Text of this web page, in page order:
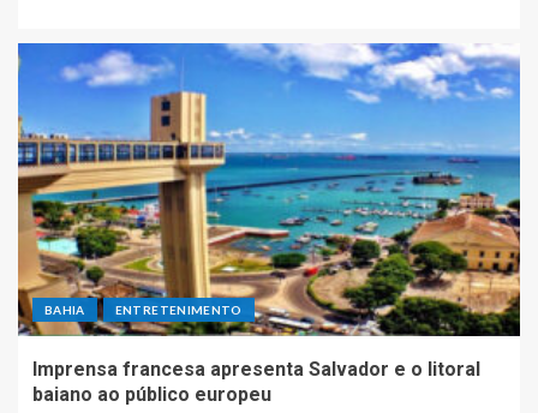
BAHIA ENTRETENIMENTO
Imprensa francesa apresenta Salvador e o litoral
baiano ao público europeu